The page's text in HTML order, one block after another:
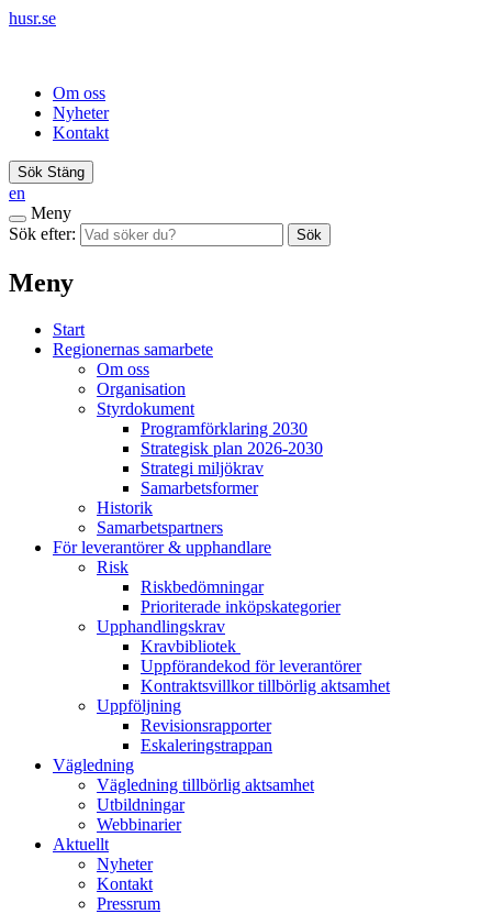
husr.se
Om oss
Nyheter
Kontakt
Sök Stäng
en
Meny
Sök efter:
Sök
Meny
Start
Regionernas samarbete
Om oss
Organisation
Styrdokument
Programförklaring 2030
Strategisk plan 2026-2030
Strategi miljökrav
Samarbetsformer
Historik
Samarbetspartners
För leverantörer & upphandlare
Risk
Riskbedömningar
Prioriterade inköpskategorier
Upphandlingskrav
Kravbibliotek
Uppförandekod för leverantörer
Kontraktsvillkor tillbörlig aktsamhet
Uppföljning
Revisionsrapporter
Eskaleringstrappan
Vägledning
Vägledning tillbörlig aktsamhet
Utbildningar
Webbinarier
Aktuellt
Nyheter
Kontakt
Pressrum